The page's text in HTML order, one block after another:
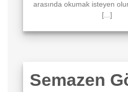
arasında okumak isteyen
[...]
Semazen